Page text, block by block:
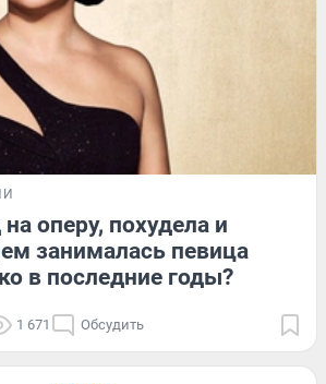
оперу, похудела и
занималась певица
в последние годы?
1 671 Обсудить